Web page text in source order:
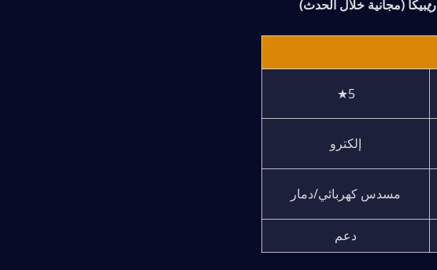
ريبيكا (مجانية خلال الحدث)
5★
إلكترو
مسدس كهربائي/دمار
دعم